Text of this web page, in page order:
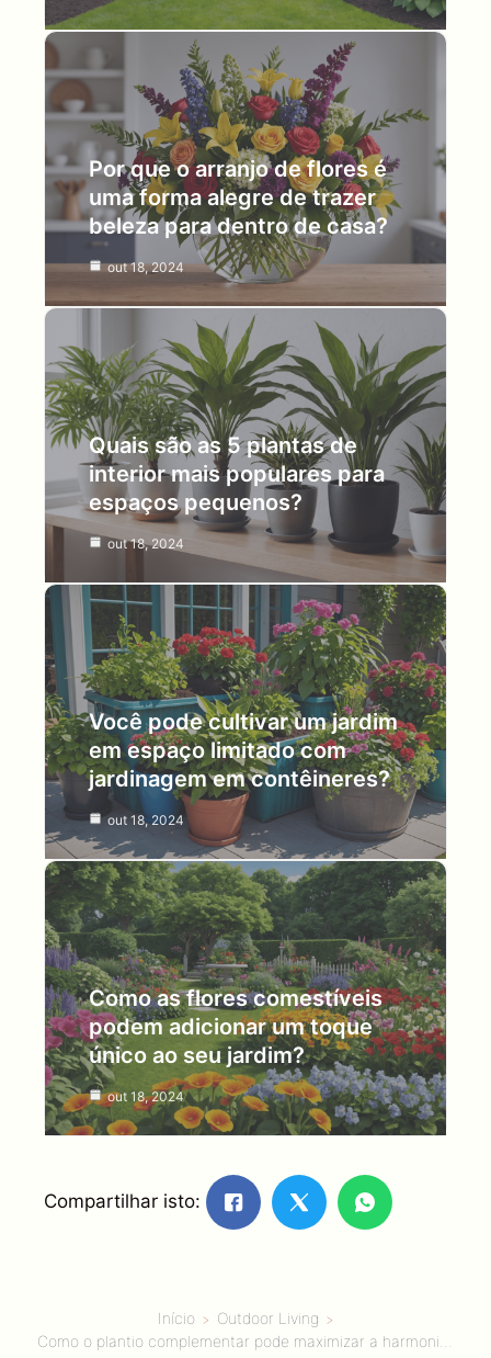
Por que o arranjo de flores é
uma forma alegre de trazer
beleza para dentro de casa?
out 18, 2024
Quais são as 5 plantas de
interior mais populares para
espaços pequenos?
out 18, 2024
Você pode cultivar um jardim
em espaço limitado com
jardinagem em contêineres?
out 18, 2024
Como as flores comestíveis
podem adicionar um toque
único ao seu jardim?
out 18, 2024
Compartilhar isto:
Início
Outdoor Living
Como o plantio complementar pode maximizar a harmonia do jardim?